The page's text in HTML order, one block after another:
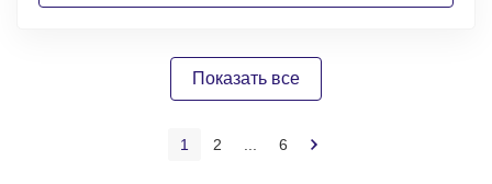
Показать все
1 2 6